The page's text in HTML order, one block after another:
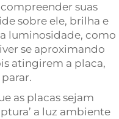
suas
sobre ele, brilha e
luminosidade, como
se aproximando
atingirem a placa,
as placas sejam
a luz ambiente